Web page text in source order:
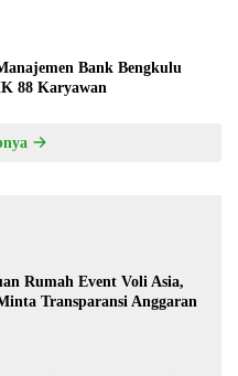
Bank Bengkulu
88 Karyawan
Rumah Event Voli Asia,
Transparansi Anggaran